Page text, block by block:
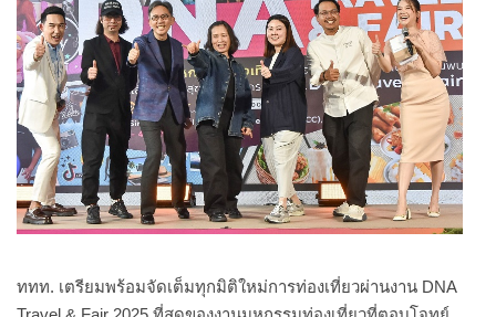
ททท. เตรียมพร้อมจัดเต็มทุกมิติใหม่การท่องเที่ยวผ่านงาน DNA